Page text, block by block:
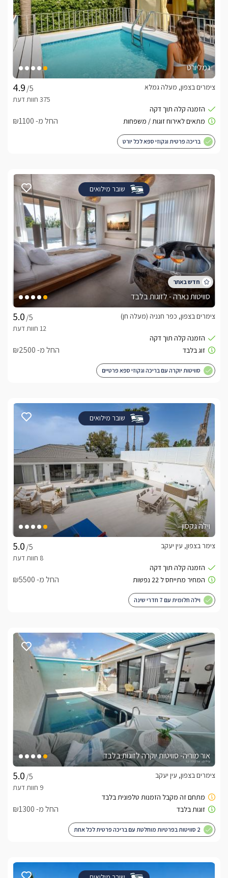
גמליורט
/5
צימרים בצפון, מעלה גמלא
החל מ- ₪1100
בריכה פרטית וגקוזי ספא לכל יורט
שובר מילואים
סוויטות נארה - לזוגות בלבד
/5
צימרים בצפון, כפר חנניה (מעלה חן)
החל מ- ₪2500
סוויטות יוקרה עם בריכה וגקוזי ספא פרטיים
שובר מילואים
וילה גקסון
/5
צימר בצפון, עין יעקב
החל מ- ₪5500
וילה חלומית עם 7 חדרי שינה
אור מוריה- סוויטות יוקרה לזוגות בלבד
/5
צימרים בצפון, עין יעקב
החל מ- ₪1300
2 סוויטות בפרטיות מוחלטת עם בריכה פרטית לכל אחת